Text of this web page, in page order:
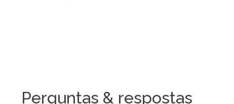
Perguntas & respostas